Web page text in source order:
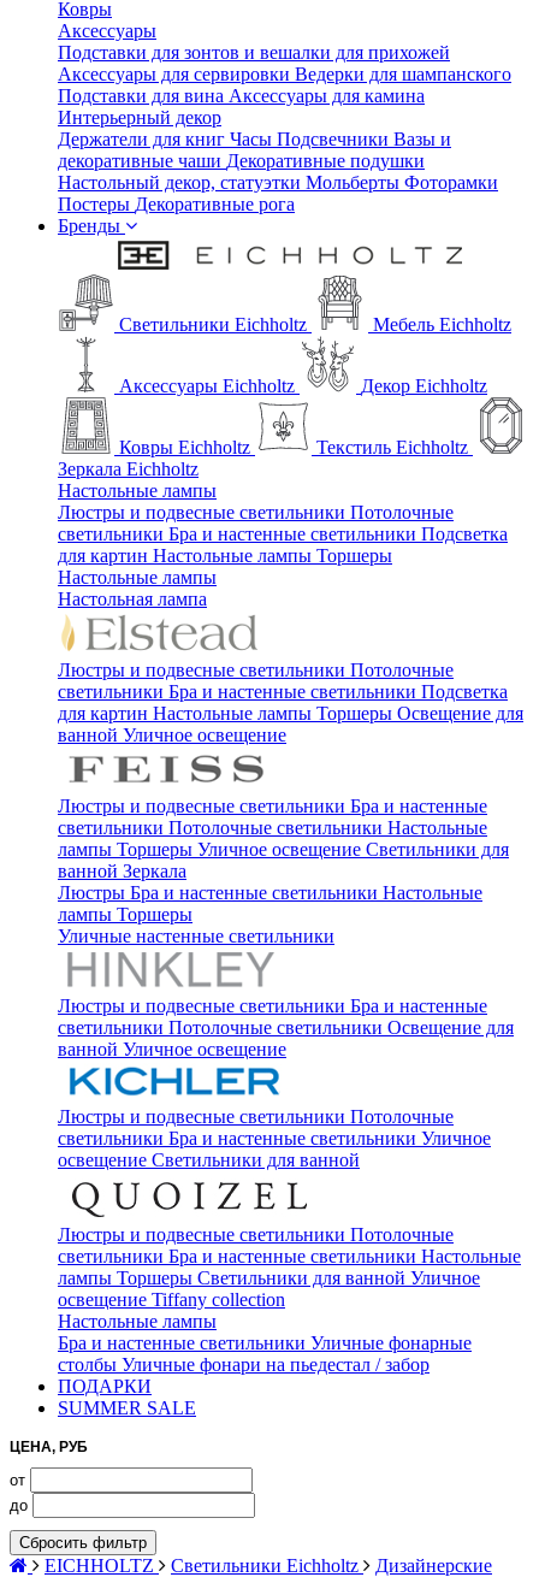
Ковры
Аксессуары
Подставки для зонтов и вешалки для прихожей
Аксессуары для сервировки Ведерки для шампанского
Подставки для вина Аксессуары для камина
Интерьерный декор
Держатели для книг Часы Подсвечники Вазы и
декоративные чаши Декоративные подушки
Настольный декор, статуэтки Мольберты Фоторамки
Постеры Декоративные рога
Бренды
Светильники Eichholtz Мебель Eichholtz
Аксессуары Eichholtz Декор Eichholtz
Ковры Eichholtz
Текстиль Eichholtz
Зеркала Eichholtz
Настольные лампы
Люстры и подвесные светильники Потолочные
светильники Бра и настенные светильники Подсветка
для картин Настольные лампы Торшеры
Настольные лампы
Настольная лампа
Люстры и подвесные светильники Потолочные
светильники Бра и настенные светильники Подсветка
для картин Настольные лампы Торшеры Освещение для
ванной Уличное освещение
Люстры и подвесные светильники Бра и настенные
светильники Потолочные светильники Настольные
лампы Торшеры Уличное освещение Светильники для
ванной Зеркала
Люстры Бра и настенные светильники Настольные
лампы Торшеры
Уличные настенные светильники
Люстры и подвесные светильники Бра и настенные
светильники Потолочные светильники Освещение для
ванной Уличное освещение
Люстры и подвесные светильники Потолочные
светильники Бра и настенные светильники Уличное
освещение Светильники для ванной
Люстры и подвесные светильники Потолочные
светильники Бра и настенные светильники Настольные
лампы Торшеры Светильники для ванной Уличное
освещение Tiffany collection
Настольные лампы
Бра и настенные светильники Уличные фонарные
столбы Уличные фонари на пьедестал / забор
ПОДАРКИ
SUMMER SALE
ЦЕНА, РУБ
от
до
Сбросить фильтр
EICHHOLTZ Светильники Eichholtz
Дизайнерские